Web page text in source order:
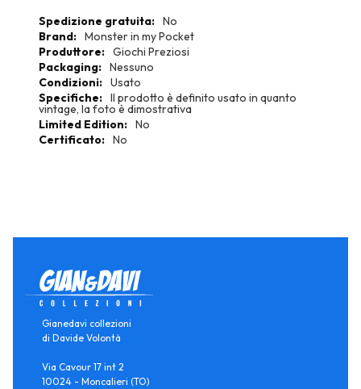
More
Information
No
Monster in my Pocket
Giochi Preziosi
Nessuno
Usato
Il prodotto è definito usato in quanto
vintage, la foto è dimostrativa
No
No
Gianedavi collezioni
di Davide Volontà
Via Cavour 17 int 2
10024 - Moncalieri (TO)